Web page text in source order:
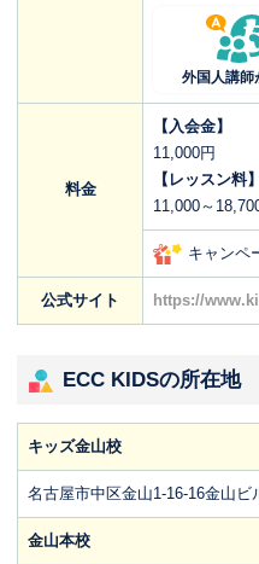
外国人講師
料金
【入会金】
11,000円
【レッスン料】
11,000～
キャンペ
公式サイト https://
ECC KIDSの所在地
キッズ金山校
名古屋市中区金山1-16-16金山ビ
金山本校